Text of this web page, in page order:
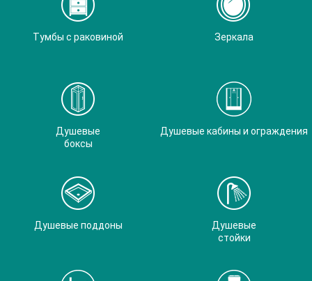
Тумбы с раковиной Зеркала
Душевые
боксы
Душевые кабины и ограждения
Душевые поддоны
Душевые
стойки